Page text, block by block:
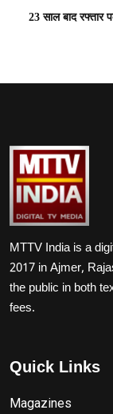
23 साल बाद रफ्तार
MTTV India is a
2017 in Ajmer,
the public in both
fees.
Quick Links
Magazines